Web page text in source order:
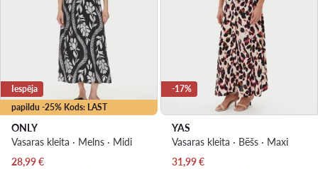
papildu -25% Kods: LAST
Iespēja
ONLY
Vasaras kleita · Melns · Midi
Pašreizējā cena
28,99€
-17%
YAS
Vasaras kleita · Bēšs · Maxi
Pašreizējā cena
31,99€